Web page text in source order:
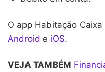
O app Habitação
Android e iOS.
VEJA TAMBÉM